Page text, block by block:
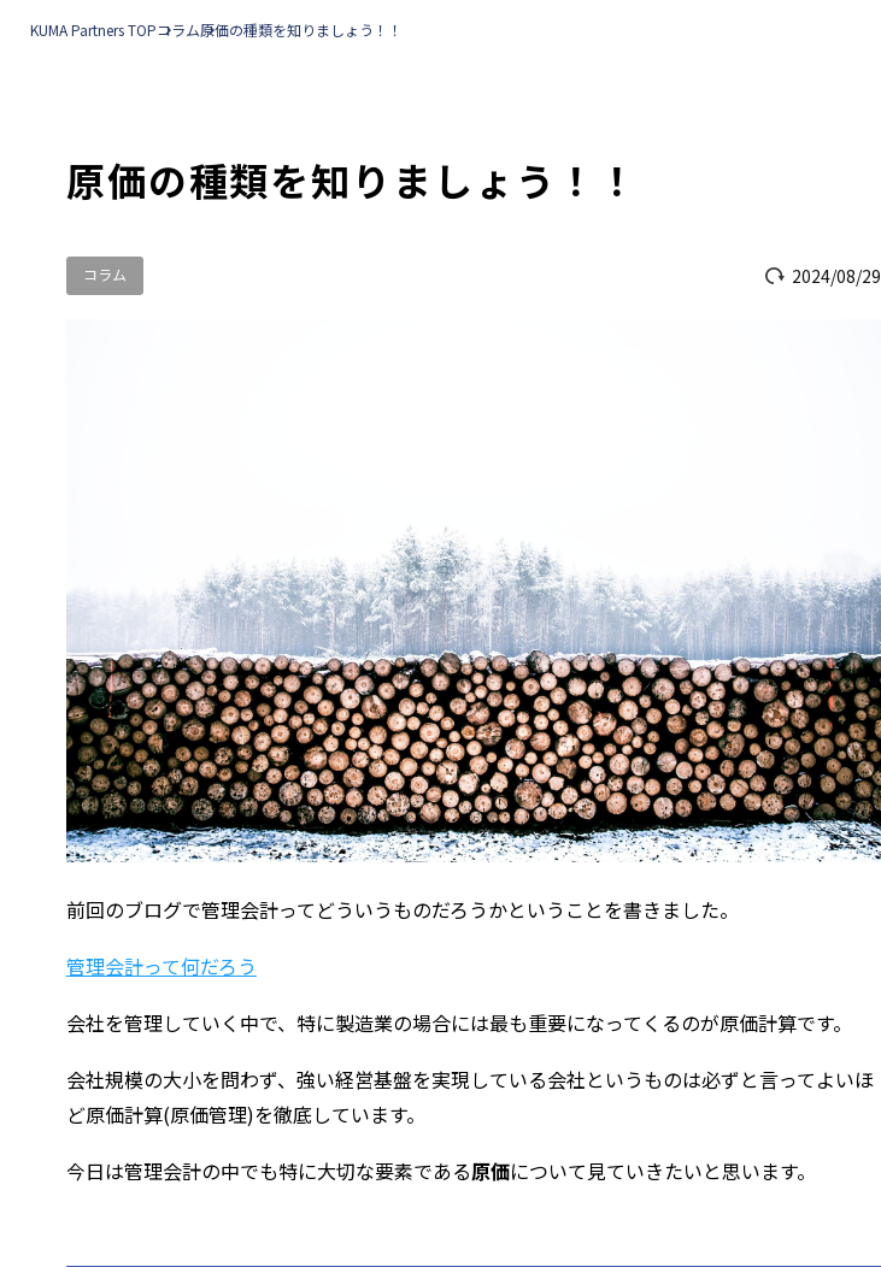
KUMA Partners TOPコラム原価の種類を知りましょう！！
原価の種類を知りましょう！！
コラム 2024/08/29
前回のブログで管理会計ってどういうものだろうかということを書きました。
管理会計って何だろう
会社を管理していく中で、特に製造業の場合には最も重要になってくるのが原価計算です。
会社規模の大小を問わず、強い経営基盤を実現している会社というものは必ずと言ってよいほ
ど原価計算(原価管理)を徹底しています。
今日は管理会計の中でも特に大切な要素である原価について見ていきたいと思います。